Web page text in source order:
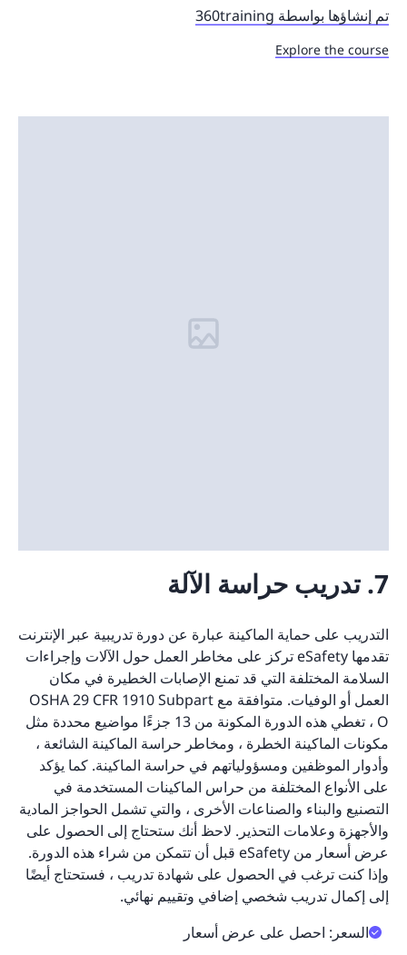
تم إنشاؤها بواسطة 360training
Explore the course
7. تدريب حراسة الآلة
التدريب على حماية الماكينة عبارة عن دورة تدريبية عبر الإنترنت
تقدمها eSafety تركز على مخاطر العمل حول الآلات وإجراءات
السلامة المختلفة التي قد تمنع الإصابات الخطيرة في مكان
العمل أو الوفيات. متوافقة مع OSHA 29 CFR 1910 Subpart
O ، تغطي هذه الدورة المكونة من 13 جزءًا مواضيع محددة مثل
مكونات الماكينة الخطرة ، ومخاطر حراسة الماكينة الشائعة ،
وأدوار الموظفين ومسؤولياتهم في حراسة الماكينة. كما يؤكد
على الأنواع المختلفة من حراس الماكينات المستخدمة في
التصنيع والبناء والصناعات الأخرى ، والتي تشمل الحواجز المادية
والأجهزة وعلامات التحذير. لاحظ أنك ستحتاج إلى الحصول على
عرض أسعار من eSafety قبل أن تتمكن من شراء هذه الدورة.
وإذا كنت ترغب في الحصول على شهادة تدريب ، فستحتاج أيضًا
إلى إكمال تدريب شخصي إضافي وتقييم نهائي.
السعر: احصل على عرض أسعار